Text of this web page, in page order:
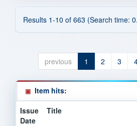
Results 1-10 of 663 (Search time:
previous 1 2 3
Item hits:
Issue
Date
Title